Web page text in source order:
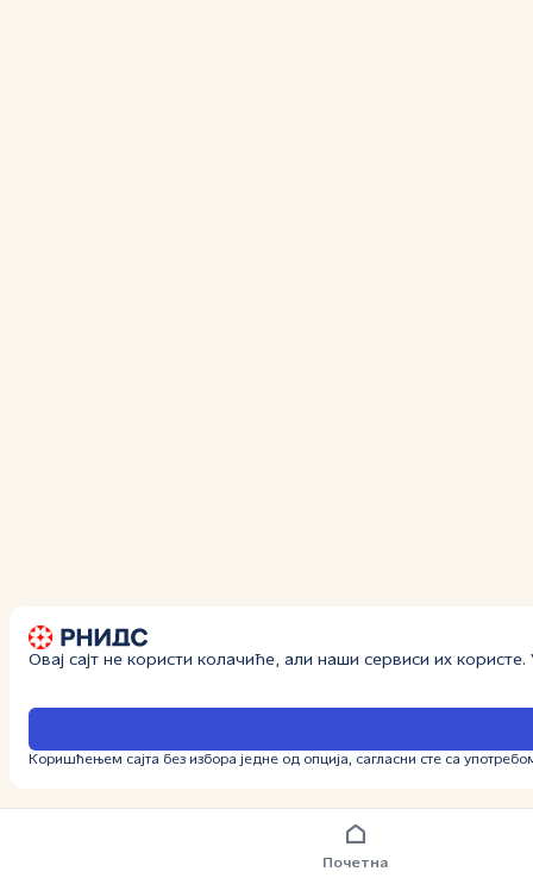
Почетна
Овај сајт не користи колачиће, али наши сервиси их
Коришћењем сајта без избора једне од опција, сагласни сте са